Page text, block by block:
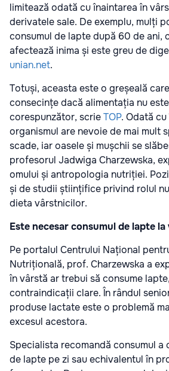
limitează odată cu înaintarea în
derivatele sale. De exemplu, mulți
consumul de lapte după 60 de ani,
afectează inima și este greu de
unian.net.
Totuși, aceasta este o greșeală
consecințe dacă alimentația nu
corespunzător, scrieTOP. Odată
organismul are nevoie de mai mult
scade, iar oasele și mușchii se
profesorul Jadwiga Charzewska,
omului și antropologia nutriției.
și de studii științifice privind rolul
dieta vârstnicilor.
Este necesar consumul de lapte
Pe portalul Centrului Național
Nutrițională, prof. Charzewska a
în vârstă ar trebui să consume
contraindicații clare. În rândul
produse lactate este o problemă
excesul acestora.
Specialista recomandă consumul a
de lapte pe zi sau echivalentul în